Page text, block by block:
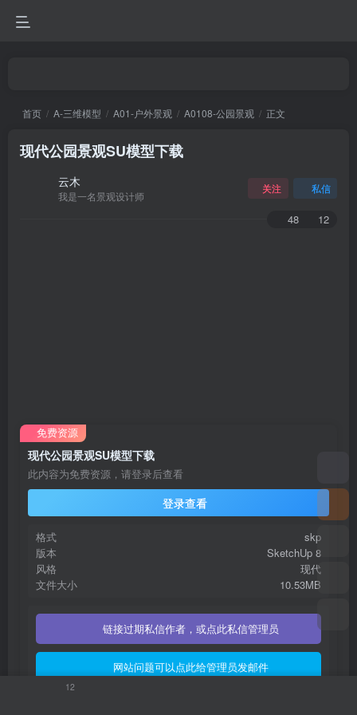
首页 A-三维模型 A01-户外景观 A0108-公园景观 正文
现代公园景观SU模型下载
云木
我是一名景观设计师
关注 私信
48 12
现代公园景观SU模型下载
此内容为免费资源，请登录后查看
登录查看
格式
skp
版本
SketchUp 8
风格
现代
文件大小
10.53MB
链接过期私信作者，或点此私信管理员
网站问题可以点此给管理员发邮件
免费资源
12